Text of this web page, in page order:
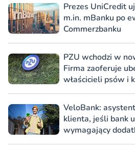
Prezes UniCredit
m.in. mBanku po
Commerzbanku
PZU wchodzi w
Firma zaoferuje
właścicieli psów i
VeloBank:
klienta, jeśli bank
wymagający